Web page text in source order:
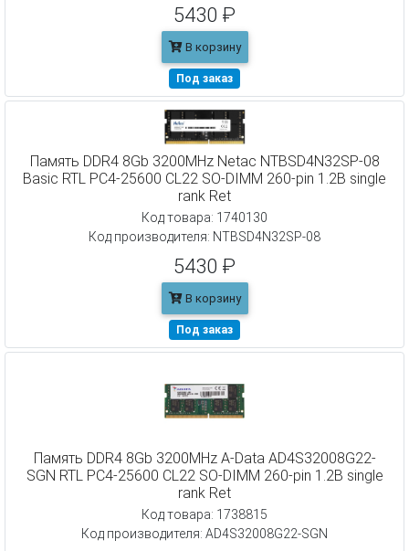
5430 ₽
В корзину
Под заказ
Память DDR4 8Gb 3200MHz Netac NTBSD4N32SP-08
Basic RTL PC4-25600 CL22 SO-DIMM 260-pin 1.2В single
rank Ret
Код товара: 1740130
Код производителя: NTBSD4N32SP-08
5430 ₽
В корзину
Под заказ
Память DDR4 8Gb 3200MHz A-Data AD4S32008G22-
SGN RTL PC4-25600 CL22 SO-DIMM 260-pin 1.2В single
rank Ret
Код товара: 1738815
Код производителя: AD4S32008G22-SGN